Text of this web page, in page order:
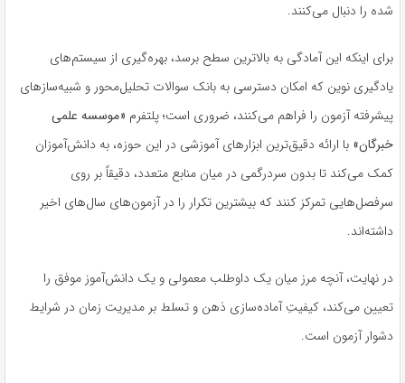
شده را دنبال می‌کنند.
برای اینکه این آمادگی به بالاترین سطح برسد، بهره‌گیری از سیستم‌های
یادگیری نوین که امکان دسترسی به بانک سوالات تحلیل‌محور و شبیه‌سازهای
پیشرفته آزمون را فراهم می‌کنند، ضروری است؛ پلتفرم «موسسه علمی
خبرگان» با ارائه دقیق‌ترین ابزارهای آموزشی در این حوزه، به دانش‌آموزان
کمک می‌کند تا بدون سردرگمی در میان منابع متعدد، دقیقاً بر روی
سرفصل‌هایی تمرکز کنند که بیشترین تکرار را در آزمون‌های سال‌های اخیر
داشته‌اند.
در نهایت، آنچه مرز میان یک داوطلب معمولی و یک دانش‌آموز موفق را
تعیین می‌کند، کیفیتِ آماده‌سازی ذهن و تسلط بر مدیریت زمان در شرایط
دشوار آزمون است.